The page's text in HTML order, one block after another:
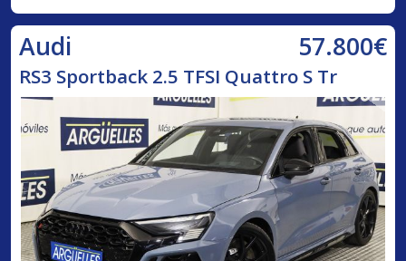
Audi 57.800€
RS3 Sportback 2.5 TFSI Quattro S Tr